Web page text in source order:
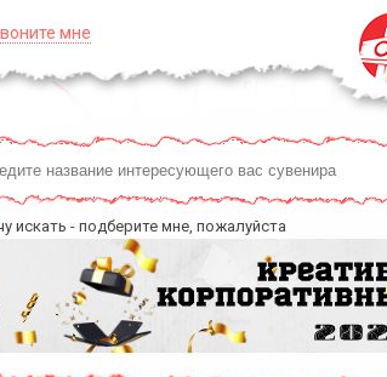
мне
искать - подберите мне, пожалуйста